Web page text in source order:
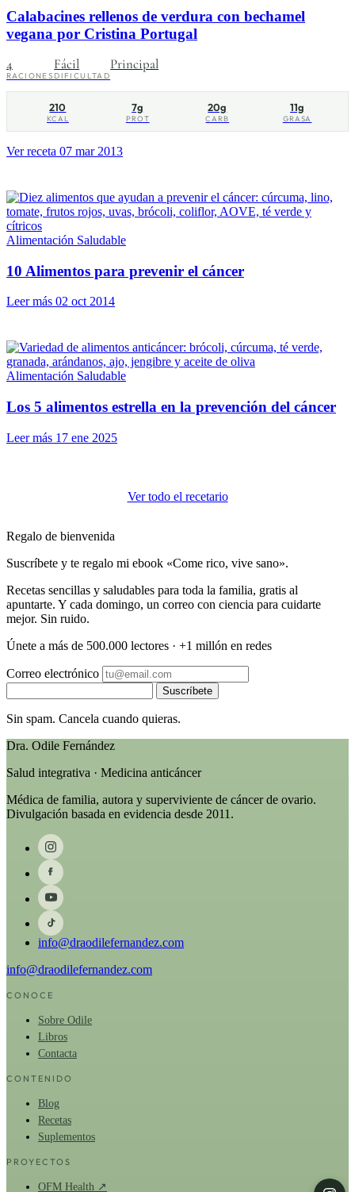
Calabacines rellenos de verdura con bechamel
vegana por Cristina Portugal
4
RACIONES
Fácil
DIFICULTAD
Principal
210
KCAL
7g
PROT
20g
CARB
11g
GRASA
Ver receta 07 mar 2013
Alimentación Saludable
10 Alimentos para prevenir el cáncer
Leer más 02 oct 2014
Alimentación Saludable
Los 5 alimentos estrella en la prevención del cáncer
Leer más 17 ene 2025
Ver todo el recetario
Regalo de bienvenida
Suscríbete y te regalo mi ebook «Come rico, vive sano».
Recetas sencillas y saludables para toda la familia, gratis al
apuntarte. Y cada domingo, un correo con ciencia para cuidarte
mejor. Sin ruido.
Únete a más de 500.000 lectores · +1 millón en redes
Correo electrónico
Suscríbete
Sin spam. Cancela cuando quieras.
Dra. Odile Fernández
Salud integrativa · Medicina anticáncer
Médica de familia, autora y superviviente de cáncer de ovario.
Divulgación basada en evidencia desde 2011.
info@draodilefernandez.com
info@draodilefernandez.com
CONOCE
Sobre Odile
Libros
Contacta
CONTENIDO
Blog
Recetas
Suplementos
PROYECTOS
OFM Health ↗